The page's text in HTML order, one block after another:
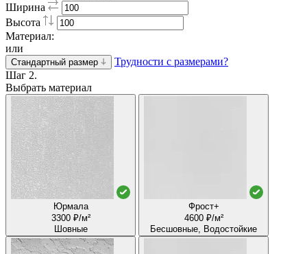
Ширина
Высота
Материал:
или
Стандартный размер
Трудности с размерами?
Шаг 2.
Выбрать материал
Юрмала
3300 ₽/м²
Шовные
Фрост+
4600 ₽/м²
Бесшовные, Водостойкие